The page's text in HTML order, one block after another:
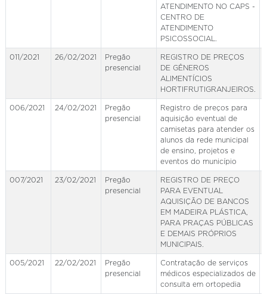
ATENDIMENTO NO CAPS -
CENTRO DE
ATENDIMENTO
PSICOSSOCIAL.
011/2021 26/02/2021
Pregão
presencial
REGISTRO DE PREÇOS
DE GÊNEROS
ALIMENTÍCIOS
HORTIFRUTIGRANJEIROS.
006/2021 24/02/2021
Pregão
presencial
Registro de preços para
aquisição eventual de
camisetas para atender os
alunos da rede municipal
de ensino, projetos e
eventos do município
007/2021 23/02/2021
Pregão
presencial
REGISTRO DE PREÇO
PARA EVENTUAL
AQUISIÇÃO DE BANCOS
EM MADEIRA PLÁSTICA,
PARA PRAÇAS PÚBLICAS
E DEMAIS PRÓPRIOS
MUNICIPAIS.
005/2021 22/02/2021
Pregão
presencial
Contratação de serviços
médicos especializados de
consulta em ortopedia